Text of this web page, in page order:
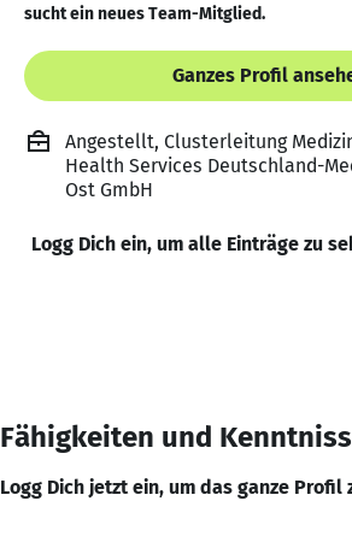
sucht ein neues Team-Mitglied.
Ganzes Profil
Angestellt, Clusterleitung
Health Services Deutschland-
Ost GmbH
Logg Dich ein, um alle Einträge zu
Fähigkeiten und
Logg Dich jetzt ein, um das ganze Profil